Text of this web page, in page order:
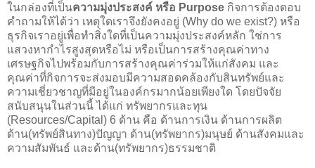
ในกล่องที่เป็นความมุ่งประสงค์ หรือ Purpose กิจการต้องตอบ
คำถามให้ได้ว่า เหตุใดเราจึงยังคงอยู่ (Why do we exist?) หรือ
ธุรกิจเราอยู่เพื่อทำสิ่งใดที่เป็นความมุ่งประสงค์หลัก ใช่การ
แสวงหากำไรสูงสุดหรือไม่ หรือเป็นการสร้างคุณค่าทาง
เศรษฐกิจไปพร้อมกับการสร้างคุณค่าร่วมให้แก่สังคม และ
คุณค่าที่กิจการจะส่งมอบมีความสอดคล้องกับสินทรัพย์และ
ความเชี่ยวชาญที่มีอยู่ในองค์กรมากน้อยเพียงใด โดยปัจจัย
สนับสนุนในส่วนนี้ ได้แก่ ทรัพยากรและทุน
(Resources/Capital) 6 ด้าน คือ ด้านการเงิน ด้านการผลิต
ด้าน(ทรัพย์สินทาง)ปัญญา ด้าน(ทรัพยากร)มนุษย์ ด้านสังคมและ
ความสัมพันธ์ และด้าน(ทรัพยากร)ธรรมชาติ